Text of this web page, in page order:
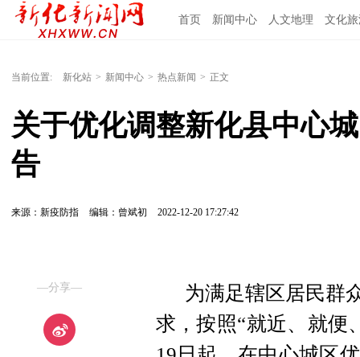
首页 新闻中心 人文地理 文化
当前位置: 新化站 > 新闻中心 > 热点新闻 > 正文
关于优化调整新化县中心
告
来源：新疫防指 编辑：曾斌初 2022-12-20 17:27:42
—分享—
为满足辖区居民群
求，按照“就近、就便